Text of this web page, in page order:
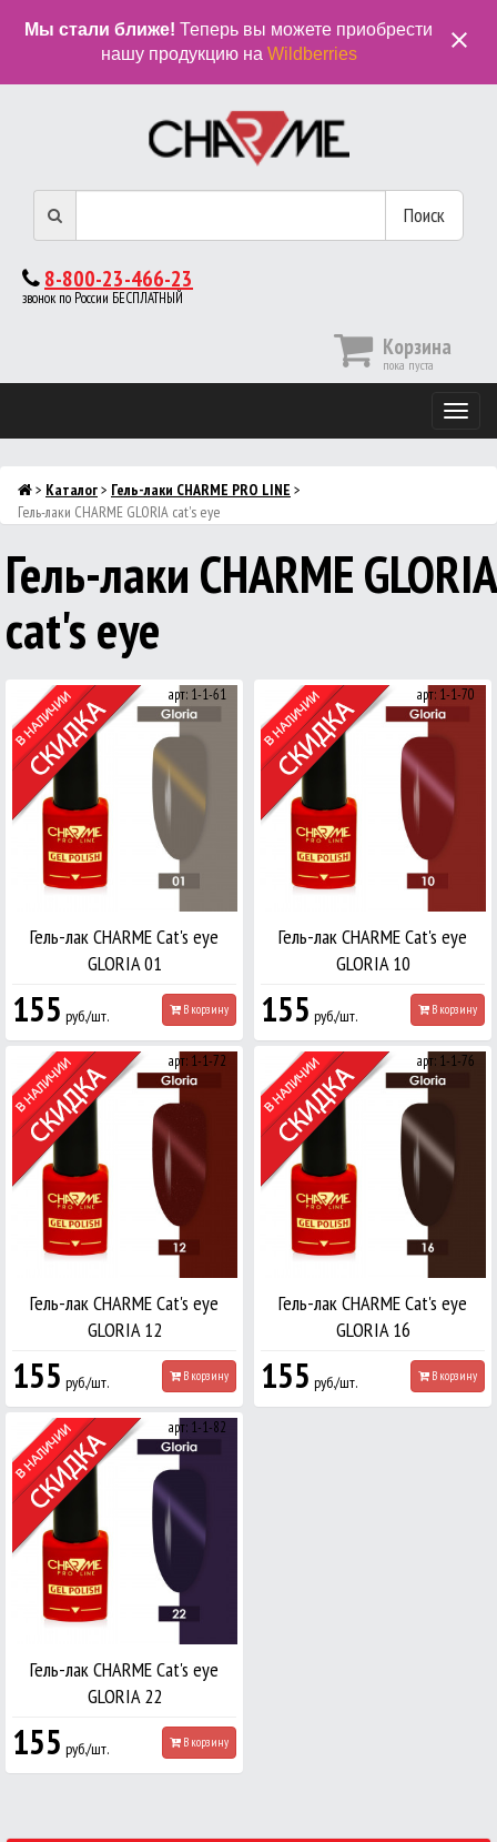
Мы стали ближе! Теперь вы можете приобрести
нашу продукцию на Wildberries
close
Поиск
8-800-23-466-23
звонок по России БЕСПЛАТНЫЙ
Корзина
пока пуста
меню
> Каталог> Гель-лаки CHARME PRO LINE >
Гель-лаки CHARME GLORIA cat's eye
Гель-лаки CHARME GLORIA
cat's eye
арт: 1-1-61
Гель-лак CHARME Cat's eye
GLORIA 01
155 руб./шт. В корзину
арт: 1-1-70
Гель-лак CHARME Cat's eye
GLORIA 10
155 руб./шт. В корзину
арт: 1-1-72
Гель-лак CHARME Cat's eye
GLORIA 12
155 руб./шт. В корзину
арт: 1-1-76
Гель-лак CHARME Cat's eye
GLORIA 16
155 руб./шт. В корзину
арт: 1-1-82
Гель-лак CHARME Cat's eye
GLORIA 22
155 руб./шт. В корзину